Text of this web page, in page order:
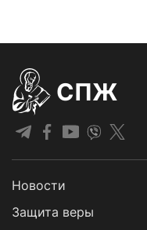
СПЖ
Новости
Защита веры